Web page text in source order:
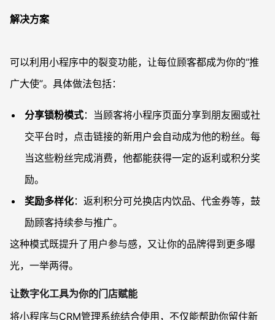
解决方案
可以利用小程序中的裂变功能，让每位顾客都成为你的“推
广大使”。具体做法包括：
分享锁粉模式：当顾客将小程序页面分享到朋友圈或社
交平台时，点击链接的新用户会自动成为他的粉丝。每
当这些粉丝完成消费，他都能获得一定的返利或积分奖
励。
奖励多样化：返利积分可兑换店内饮品、代金券等，鼓
励顾客持续参与推广。
这种模式既提升了用户参与感，又让你的品牌得到更多曝
光，一举两得。
让数字化工具为你的门店赋能
将小程序与CRM管理系统结合使用，不仅能帮助你留住新